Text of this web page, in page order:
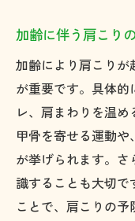
加齢に伴う肩こり
加齢により肩こり
が重要です。具体
レ、肩まわりを温
甲骨を寄せる運動
が挙げられます。
識することも大切で
ことで、肩こりの予